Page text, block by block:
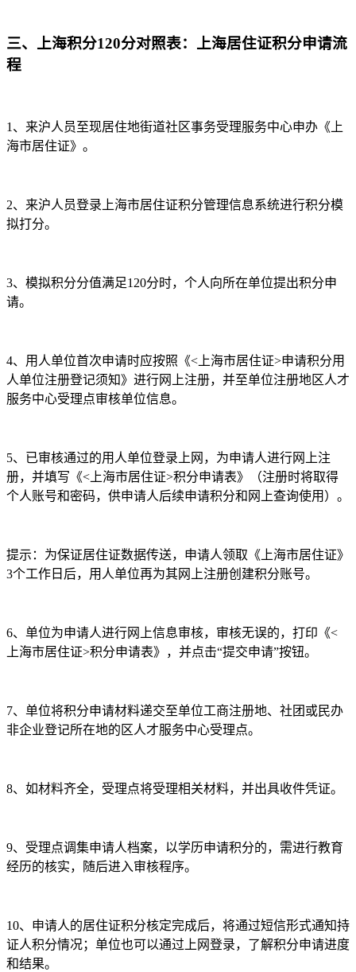
三、 上海积分120分对照表： 上海居住证积分申请流
程
1、来沪人员至现居住地街道社区事务受理服务中心申办《上
海市居住证》。
2、来沪人员登录上海市居住证积分管理信息系统进行积分模
拟打分。
3、模拟积分分值满足120分时，个人向所在单位提出积分申
请。
4、用人单位首次申请时应按照《<上海市居住证>申请积分用
人单位注册登记须知》进行网上注册，并至单位注册地区人才
服务中心受理点审核单位信息。
5、已审核通过的用人单位登录上网，为申请人进行网上注
册，并填写《<上海市居住证>积分申请表》（注册时将取得
个人账号和密码，供申请人后续申请积分和网上查询使用）。
提示：为保证居住证数据传送，申请人领取《上海市居住证》
3个工作日后，用人单位再为其网上注册创建积分账号。
6、单位为申请人进行网上信息审核，审核无误的，打印《<
上海市居住证>积分申请表》，并点击“提交申请”按钮。
7、单位将积分申请材料递交至单位工商注册地、社团或民办
非企业登记所在地的区人才服务中心受理点。
8、如材料齐全，受理点将受理相关材料，并出具收件凭证。
9、受理点调集申请人档案，以学历申请积分的，需进行教育
经历的核实，随后进入审核程序。
10、申请人的居住证积分核定完成后，将通过短信形式通知持
证人积分情况；单位也可以通过上网登录，了解积分申请进度
和结果。